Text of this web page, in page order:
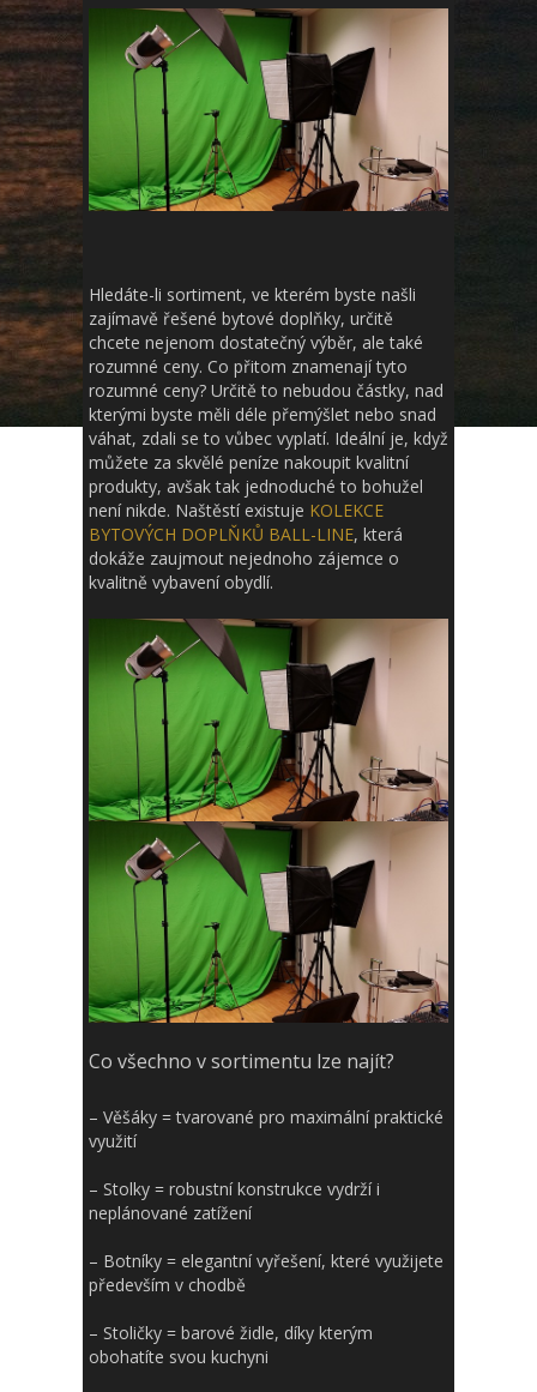
Hledáte-li sortiment, ve kterém byste našli
zajímavě řešené bytové doplňky, určitě
chcete nejenom dostatečný výběr, ale také
rozumné ceny. Co přitom znamenají tyto
rozumné ceny? Určitě to nebudou částky, nad
kterými byste měli déle přemýšlet nebo snad
váhat, zdali se to vůbec vyplatí. Ideální je, když
můžete za skvělé peníze nakoupit kvalitní
produkty, avšak tak jednoduché to bohužel
není nikde. Naštěstí existuje KOLEKCE
BYTOVÝCH DOPLŇKŮ BALL-LINE, která
dokáže zaujmout nejednoho zájemce o
kvalitně vybavení obydlí.
Co všechno v sortimentu lze najít?
– Věšáky = tvarované pro maximální praktické
využití
– Stolky = robustní konstrukce vydrží i
neplánované zatížení
– Botníky = elegantní vyřešení, které využijete
především v chodbě
– Stoličky = barové židle, díky kterým
obohatíte svou kuchyni